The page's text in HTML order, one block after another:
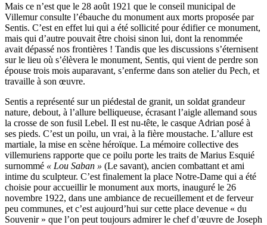
Mais ce n’est que le 28 août 1921 que le conseil municipal de
Villemur consulte l’ébauche du monument aux morts proposée par
Sentis. C’est en effet lui qui a été sollicité pour édifier ce monument,
mais qui d’autre pouvait être choisi sinon lui, dont la renommée
avait dépassé nos frontières ! Tandis que les discussions s’éternisent
sur le lieu où s’élèvera le monument, Sentis, qui vient de perdre son
épouse trois mois auparavant, s’enferme dans son atelier du Pech, et
travaille à son œuvre.
Sentis a représenté sur un piédestal de granit, un soldat grandeur
nature, debout, à l’allure belliqueuse, écrasant l’aigle allemand sous
la crosse de son fusil Lebel. Il est nu-tête, le casque Adrian posé à
ses pieds. C’est un poilu, un vrai, à la fière moustache. L’allure est
martiale, la mise en scène héroïque. La mémoire collective des
villemuriens rapporte que ce poilu porte les traits de Marius Esquié
surnommé « Lou Saban » (Le savant), ancien combattant et ami
intime du sculpteur. C’est finalement la place Notre-Dame qui a été
choisie pour accueillir le monument aux morts, inauguré le 26
novembre 1922, dans une ambiance de recueillement et de ferveur
peu communes, et c’est aujourd’hui sur cette place devenue « du
Souvenir » que l’on peut toujours admirer le chef d’œuvre de Joseph